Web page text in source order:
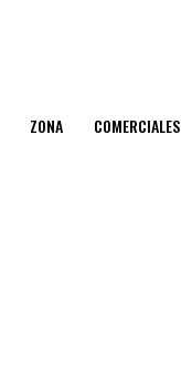
ZONA COMERCIALES